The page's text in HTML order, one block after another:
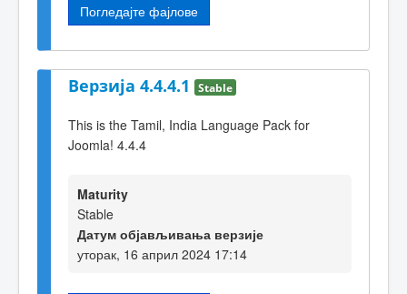
Погледајте фајлове
Верзија 4.4.4.1 Stable
This is the Tamil, India Language Pack for
Joomla! 4.4.4
Maturity
Stable
Датум објављивања верзије
уторак, 16 април 2024 17:14